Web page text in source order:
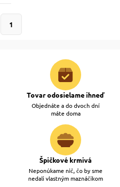
1
Tovar odosielame ihneď
Objednáte a do dvoch dní
máte doma
Špičkové krmivá
Neponúkame nič, čo by sme
nedali vlastným maznáčikom